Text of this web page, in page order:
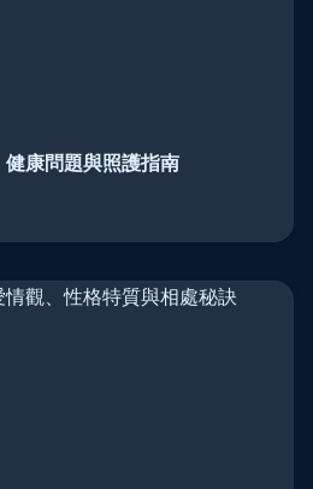
康問題與照護指南